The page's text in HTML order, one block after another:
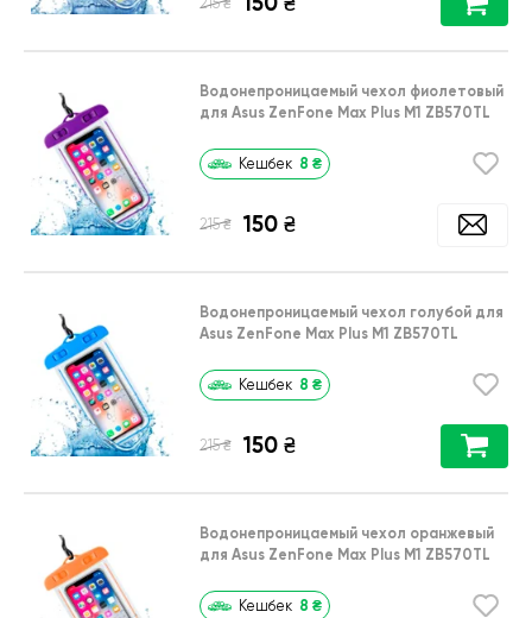
215
Водонепроницаемый чехол фиолетовый
для Asus ZenFone Max Plus M1 ZB570TL
Кешбек 8 ₴
215 ₴ 150 ₴
Водонепроницаемый чехол голубой для
Asus ZenFone Max Plus M1 ZB570TL
Кешбек 8 ₴
215 ₴ 150 ₴
Водонепроницаемый чехол оранжевый
для Asus ZenFone Max Plus M1 ZB570TL
Кешбек 8 ₴